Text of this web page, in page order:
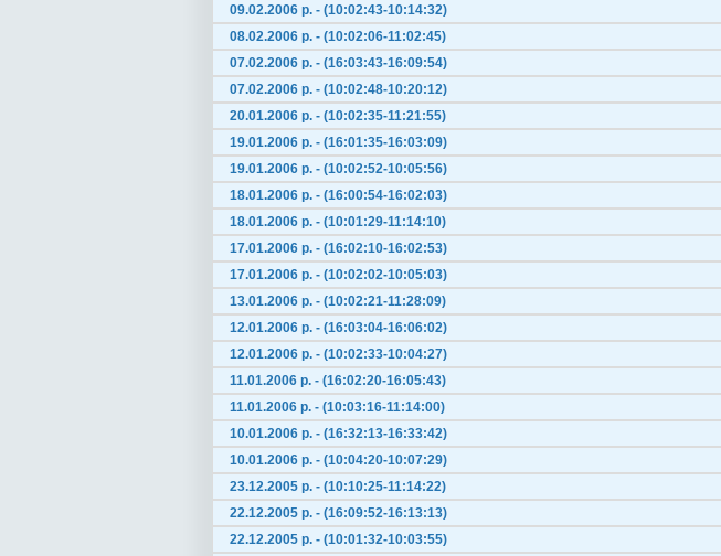
09.02.2006 р. - (10:02:43-10:14:32)
08.02.2006 р. - (10:02:06-11:02:45)
07.02.2006 р. - (16:03:43-16:09:54)
07.02.2006 р. - (10:02:48-10:20:12)
20.01.2006 р. - (10:02:35-11:21:55)
19.01.2006 р. - (16:01:35-16:03:09)
19.01.2006 р. - (10:02:52-10:05:56)
18.01.2006 р. - (16:00:54-16:02:03)
18.01.2006 р. - (10:01:29-11:14:10)
17.01.2006 р. - (16:02:10-16:02:53)
17.01.2006 р. - (10:02:02-10:05:03)
13.01.2006 р. - (10:02:21-11:28:09)
12.01.2006 р. - (16:03:04-16:06:02)
12.01.2006 р. - (10:02:33-10:04:27)
11.01.2006 р. - (16:02:20-16:05:43)
11.01.2006 р. - (10:03:16-11:14:00)
10.01.2006 р. - (16:32:13-16:33:42)
10.01.2006 р. - (10:04:20-10:07:29)
23.12.2005 р. - (10:10:25-11:14:22)
22.12.2005 р. - (16:09:52-16:13:13)
22.12.2005 р. - (10:01:32-10:03:55)